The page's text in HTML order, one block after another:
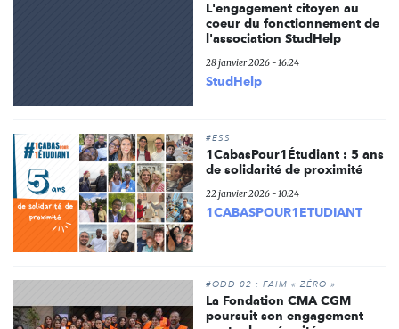
L'engagement citoyen au
coeur du fonctionnement de
l'association StudHelp
28 janvier 2026 - 16:24
StudHelp
#ESS
1CabasPour1Étudiant : 5 ans
de solidarité de proximité
22 janvier 2026 - 10:24
1CABASPOUR1ETUDIANT
#ODD 02 : FAIM « ZÉRO »
La Fondation CMA CGM
poursuit son engagement